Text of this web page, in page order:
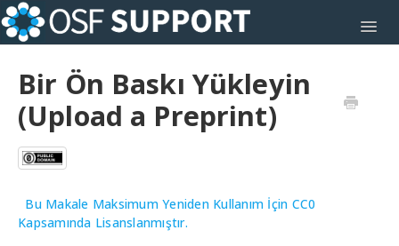
Bir Ön Baskı Yükleyin
(Upload a Preprint)
Bu Makale Maksimum Yeniden Kullanım İçin CC0
Kapsamında Lisanslanmıştır.